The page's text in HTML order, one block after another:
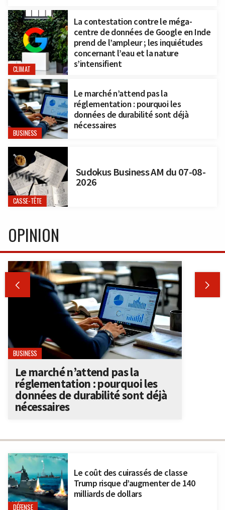
CLIMAT
La contestation contre le méga-
centre de données de Google en Inde
prend de l’ampleur ; les inquiétudes
concernant l’eau et la nature
s’intensifient
BUSINESS
Le marché n’attend pas la
réglementation : pourquoi les
données de durabilité sont déjà
nécessaires
CASSE-TÊTE
Sudokus Business AM du 07-08-
2026
DÉFENSE
Le coût des cuirassés de classe
Trump risque d’augmenter de 140
milliards de dollars
OPINION
 
BUSINESS
Le marché n’attend pas la
réglementation : pourquoi les
données de durabilité sont déjà
nécessaires